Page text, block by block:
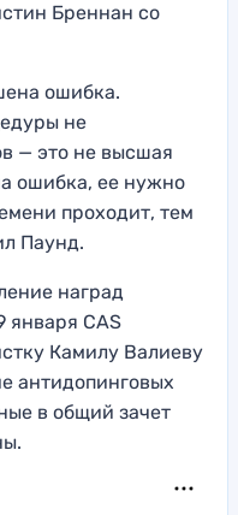
Бреннан со
ошибка.
не
— это не высшая
ошибка, ее нужно
проходит, тем
Паунд.
наград
января CAS
Камилу Валиеву
антидопинговых
в общий зачет